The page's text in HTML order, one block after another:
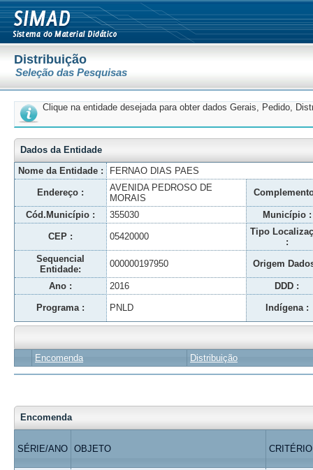
Distribuição
Seleção das Pesquisas
Clique na entidade desejada para obter dados Gerais, Pedido,
Dados da Entidade
Nome da Entidade :
FERNAO DIAS PAES
Endereço :
AVENIDA PEDROSO DE
MORAIS
Cód.Município : 355030 Município :
CEP : 05420000
Tipo
:
Sequencial
Entidade:
000000197950 Origem
Ano : 2016 DDD :
Programa : PNLD Indígena :
Encomenda Distribuição
Encomenda
SÉRIE/ANO OBJETO CRITÉRIO